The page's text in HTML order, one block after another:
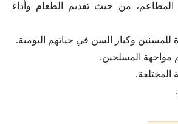
المطاعم، من حيث تقديم الطعام وأداء
للمسنين وكبار السن في حياتهم اليومية.
مواجهة المسلحين.
المختلفة.